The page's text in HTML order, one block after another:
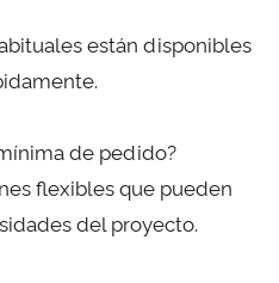
están disponibles
de pedido?
flexibles que pueden
del proyecto.